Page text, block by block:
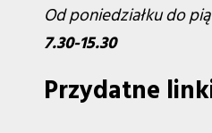
Od poniedziałku do
7.30-15.30
Przydatne